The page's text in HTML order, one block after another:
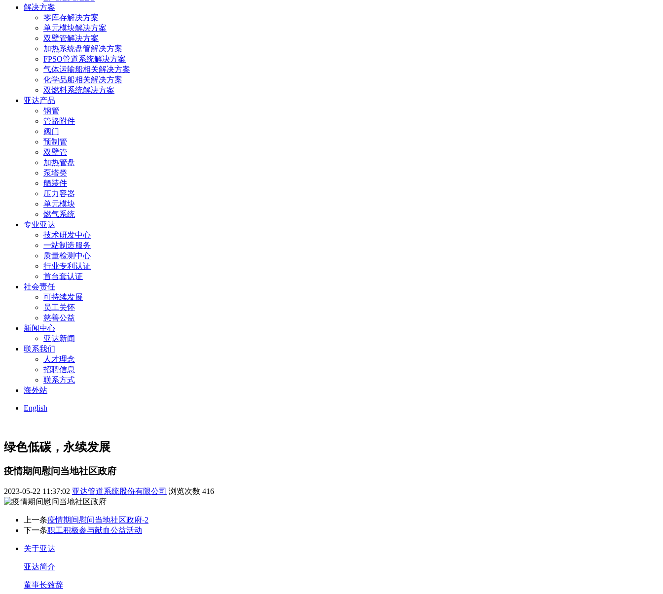
解决方案
零库存解决方案
单元模块解决方案
双壁管解决方案
加热系统盘管解决方案
FPSO管道系统解决方案
气体运输船相关解决方案
化学品船相关解决方案
双燃料系统解决方案
亚达产品
钢管
管路附件
阀门
预制管
双壁管
加热管盘
泵塔类
舾装件
压力容器
单元模块
燃气系统
专业亚达
技术研发中心
一站制造服务
质量检测中心
行业专利认证
首台套认证
社会责任
可持续发展
员工关怀
慈善公益
新闻中心
亚达新闻
联系我们
人才理念
招聘信息
联系方式
海外站
English
绿色低碳， 永续发展
疫情期间慰问当地社区政府
2023-05-22 11:37:02 亚达管道系统股份有限公司 浏览次数 416
上一条疫情期间慰问当地社区政府-2
下一条职工积极参与献血公益活动
关于亚达
亚达简介
董事长致辞